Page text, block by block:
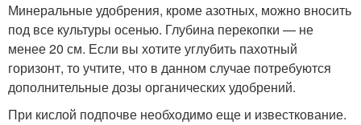
Минеральные удобрения, кроме азотных, можно вносить
под все культуры осенью. Глубина перекопки — не
менее 20 см. Если вы хотите углубить пахотный
горизонт, то учтите, что в данном случае потребуются
дополнительные дозы органических удобрений.
При кислой подпочве необходимо еще и известкование.